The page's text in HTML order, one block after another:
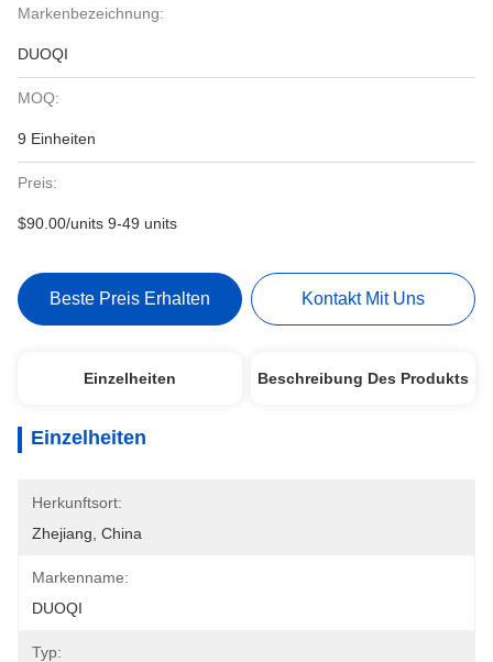
Markenbezeichnung:
DUOQI
MOQ:
9 Einheiten
Preis:
$90.00/units 9-49 units
Beste Preis Erhalten Kontakt Mit Uns
Einzelheiten Beschreibung Des Produkts
Einzelheiten
Herkunftsort:
Zhejiang, China
Markenname:
DUOQI
Typ: